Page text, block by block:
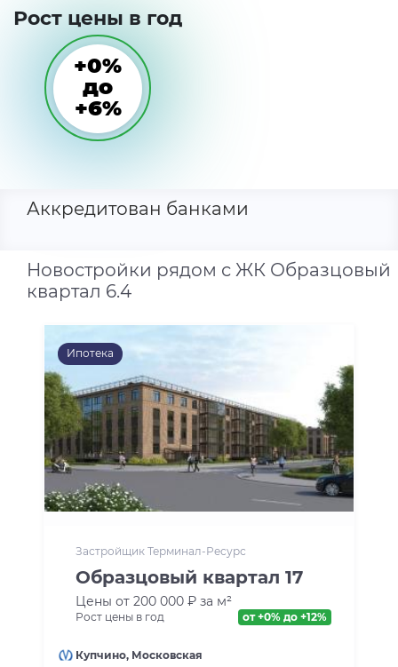
Рост цены в год
+0%
до
+6%
Аккредитован банками
Новостройки рядом с ЖК Образцовый
квартал 6.4
Ипотека
Застройщик Терминал-Ресурс
Образцовый квартал 17
Цены от 200 000 ₽ за м²
Рост цены в год от +0% до +12%
Купчино, Московская